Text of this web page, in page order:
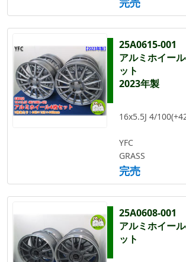
25A0615-001
アルミホイー
ット
2023年製
16x5.5J 4/
YFC
GRASS
完売
25A0608-001
アルミホイー
ット